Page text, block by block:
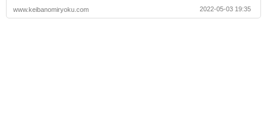
www.keibanomiryoku.com 2022-05-03 19:35